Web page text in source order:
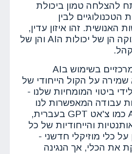
להצלחה טמון ביכולת
הטכנולוגיים לבין
האנושית. זהו איזון עדין,
המחייב הבנה עמוקה הן של יכולות הAI והן של
אחד האתגרים המרכזיים בשימוש בAI
שמירה על הקול הייחודי של
ביטוי המומחיות שלנו -
עבודה המאפשרות לנו
להשתמש בכלי AI כמו צ'אט GPT בעברית,
והייחודיות של כל
על כלי מוזיקלי חדשני -
את הכלי, אך הנגינה